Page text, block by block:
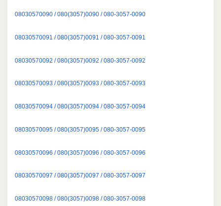
08030570090 / 080(3057)0090 / 080-3057-0090
08030570091 / 080(3057)0091 / 080-3057-0091
08030570092 / 080(3057)0092 / 080-3057-0092
08030570093 / 080(3057)0093 / 080-3057-0093
08030570094 / 080(3057)0094 / 080-3057-0094
08030570095 / 080(3057)0095 / 080-3057-0095
08030570096 / 080(3057)0096 / 080-3057-0096
08030570097 / 080(3057)0097 / 080-3057-0097
08030570098 / 080(3057)0098 / 080-3057-0098